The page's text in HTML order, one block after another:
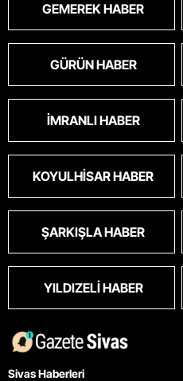
GEMEREK HABER
GÜRÜN HABER
İMRANLI HABER
KOYULHISAR HABER
ŞARKIŞLA HABER
YILDIZELI HABER
Sivas Haberleri